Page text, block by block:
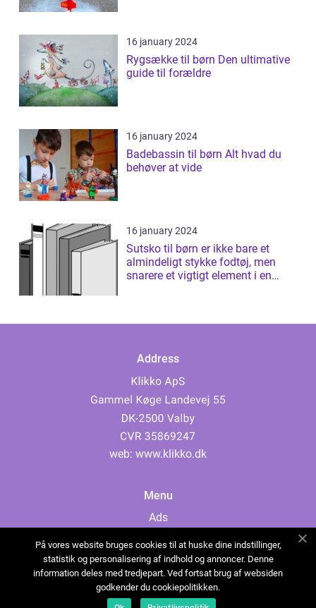
16 january 2024
Rygsække til børn Den ultimative
guide til forældre
16 january 2024
Badebassin til børn Alt hvad du
behøver at vide
16 january 2024
Sutsko til børn er ikke bare et
almindeligt stykke fodtøj, men
snarere et vigtigt element i en
Address
web: www.klikko.dk
Menu
Ads
Cookies
Contact
Sitemap
På vores website bruges cookies til at huske dine indstillinger,
statistik og personalisering af indhold og annoncer. Denne
information deles med tredjepart. Ved fortsat brug af websiden
godkender du cookiepolitikken.